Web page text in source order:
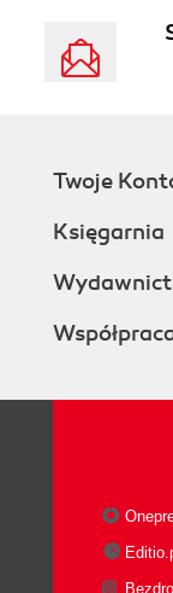
Twoje
Księgarnia